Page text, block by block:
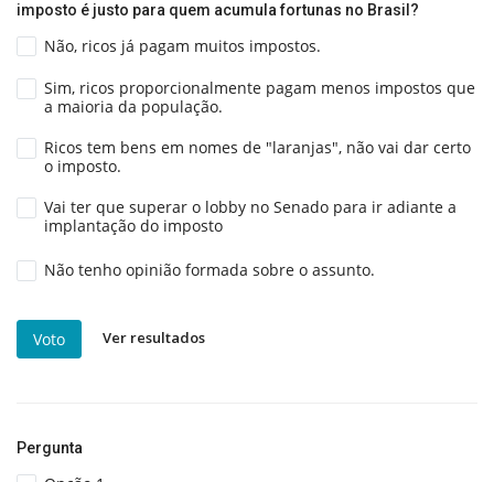
imposto é justo para quem acumula fortunas no Brasil?
Não, ricos já pagam muitos impostos.
Sim, ricos proporcionalmente pagam menos impostos que
a maioria da população.
Ricos tem bens em nomes de "laranjas", não vai dar certo
o imposto.
Vai ter que superar o lobby no Senado para ir adiante a
implantação do imposto
Não tenho opinião formada sobre o assunto.
Voto Ver resultados
Pergunta